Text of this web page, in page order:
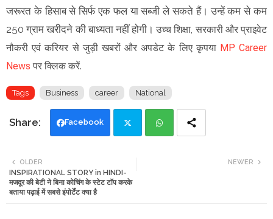
जरूरत के हिसाब से सिर्फ एक फल या सब्जी ले सकते हैं। उन्हें कम से कम
250 ग्राम खरीदने की बाध्यता नहीं होगी।उच्च शिक्षा, सरकारी और प्राइवेट
नौकरी एवं करियर से जुड़ी खबरों और अपडेट के लिए कृपया MP Career
News पर क्लिक करें.
Tags Business career National
Facebook
tte
NEWER
OLDER
INSPIRATIONAL STORY in HINDI-
मजदूर की बेटी ने बिना कोचिंग के स्टेट टॉप करके
बताया पढ़ाई में सबसे इंपोर्टेंट क्या है